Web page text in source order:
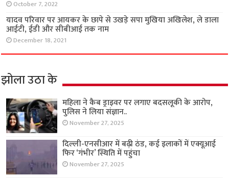
October 7, 2022
यादव परिवार पर आयकर के छापे से उखड़े सपा मुखिया अखिलेश, ले डाला
आईटी, ईडी और सीबीआई तक नाम
December 18, 2021
झोला उठा के
महिला ने कैब ड्राइवर पर लगाए बदसलूकी के आरोप,
पुलिस ने लिया संज्ञान..
November 27, 2025
दिल्ली-एनसीआर में बढ़ी ठंड, कई इलाकों में एक्यूआई
फिर ‘गंभीर’ स्थिति में पहुंचा
November 27, 2025